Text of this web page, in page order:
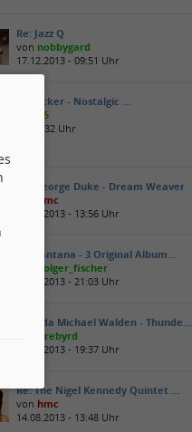
Re: Jazz Q
von nobbygard
17.12.2013 - 09:51 Uhr
Brecker - Nostalgic …
womus-205
- 18:32 Uhr
Re: George Duke - Dream Weaver
hmc
07.10.2013 - 13:56 Uhr
Re: Santana - 3 Original Album…
holger_fischer
25.09.2013 - 21:03 Uhr
Narada Michael Walden - Thunde…
firebyrd
25.09.2013 - 19:37 Uhr
Re: The Nigel Kennedy Quintet …
von hmc
14.08.2013 - 13:48 Uhr